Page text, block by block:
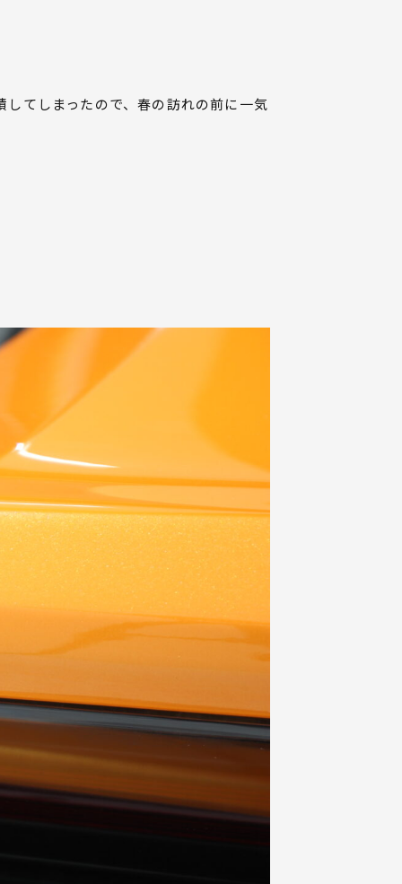
てしまったので、春の訪れの前に一気